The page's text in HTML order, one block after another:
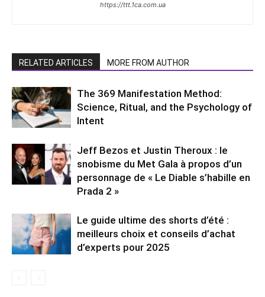
https://ttt.1ca.com.ua
RELATED ARTICLES MORE FROM AUTHOR
The 369 Manifestation Method:
Science, Ritual, and the Psychology of
Intent
Jeff Bezos et Justin Theroux : le
snobisme du Met Gala à propos d’un
personnage de « Le Diable s’habille en
Prada 2 »
Le guide ultime des shorts d’été :
meilleurs choix et conseils d’achat
d’experts pour 2025